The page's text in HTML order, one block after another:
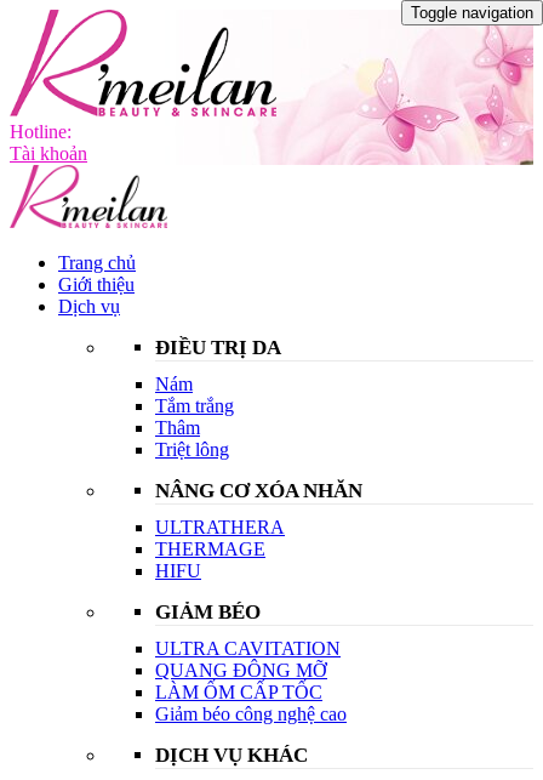
Hotline:
Tài khoản
Toggle navigation
Trang chủ
Giới thiệu
Dịch vụ
ĐIỀU TRỊ DA
Nám
Tắm trắng
Thâm
Triệt lông
NÂNG CƠ XÓA NHĂN
ULTRATHERA
THERMAGE
HIFU
GIẢM BÉO
ULTRA CAVITATION
QUANG ĐÔNG MỠ
LÀM ỐM CẤP TỐC
Giảm béo công nghệ cao
DỊCH VỤ KHÁC